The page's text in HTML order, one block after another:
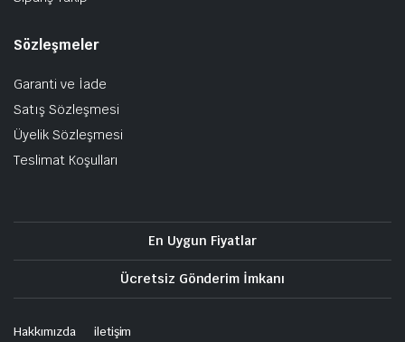
Sözleşmeler
Garanti ve İade
Satış Sözleşmesi
Üyelik Sözleşmesi
Teslimat Koşulları
En Uygun Fiyatlar
Ücretsiz Gönderim İmkanı
Hakkımızda iletişim